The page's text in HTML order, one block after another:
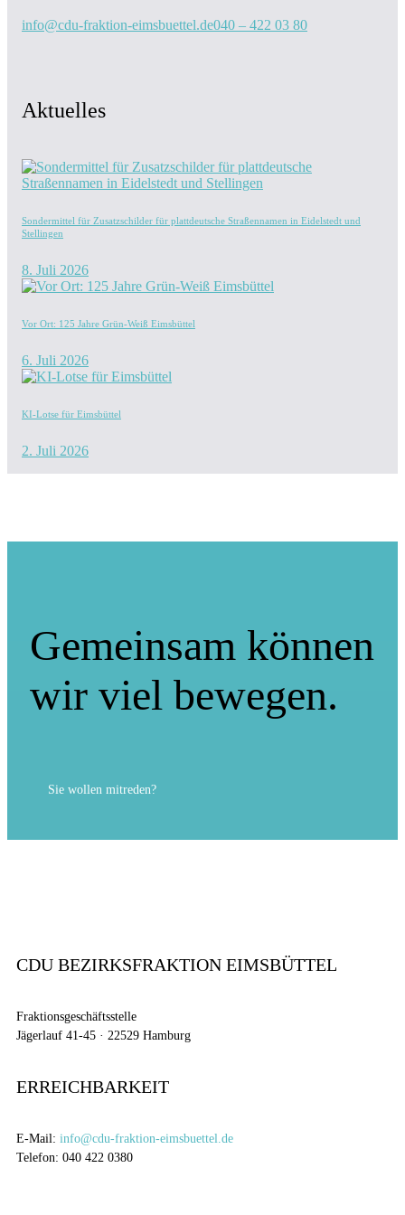
info@cdu-fraktion-eimsbuettel.de040 – 422 03 80
Aktuelles
Sondermittel für Zusatzschilder für plattdeutsche Straßennamen in Eidelstedt und
Stellingen
8. Juli 2026
Vor Ort: 125 Jahre Grün-Weiß Eimsbüttel
6. Juli 2026
KI-Lotse für Eimsbüttel
2. Juli 2026
Gemeinsam können
wir viel bewegen.
Sie wollen mitreden?
CDU BEZIRKSFRAKTION EIMSBÜTTEL
Fraktionsgeschäftsstelle
Jägerlauf 41-45 · 22529 Hamburg
ERREICHBARKEIT
E-Mail: info@cdu-fraktion-eimsbuettel.de
Telefon: 040 422 0380